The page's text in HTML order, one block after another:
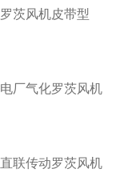
罗茨风机皮带型
电厂气化罗茨风机
直联传动罗茨风机